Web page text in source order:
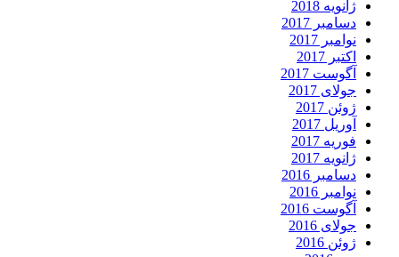
ژانویه 2018
دسامبر 2017
نوامبر 2017
اکتبر 2017
آگوست 2017
جولای 2017
ژوئن 2017
آوریل 2017
فوریه 2017
ژانویه 2017
دسامبر 2016
نوامبر 2016
آگوست 2016
جولای 2016
ژوئن 2016